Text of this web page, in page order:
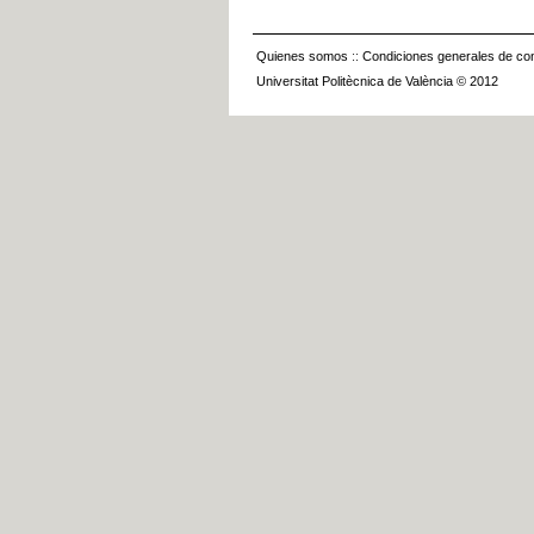
Quienes somos :: Condiciones generales de
Universitat Politècnica de València © 2012